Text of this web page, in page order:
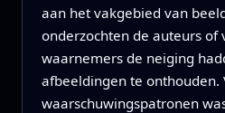
aan het vakgebied van
onderzochten de auteurs of
waarnemers de neiging
afbeeldingen te onthouden.
waarschuwingspatronen